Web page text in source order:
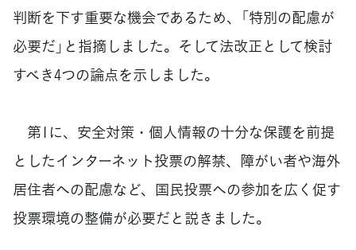
判断を下す重要な機会であるため、「特別の配慮が
必要だ」と指摘しました。そして法改正として検討
すべき4つの論点を示しました。
第1に、安全対策・個人情報の十分な保護を前提
としたインターネット投票の解禁、障がい者や海外
居住者への配慮など、国民投票への参加を広く促す
投票環境の整備が必要だと説きました。